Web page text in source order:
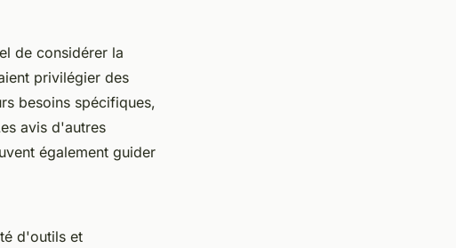
de considérer la
privilégier des
besoins spécifiques,
avis d'autres
également guider
d'outils et